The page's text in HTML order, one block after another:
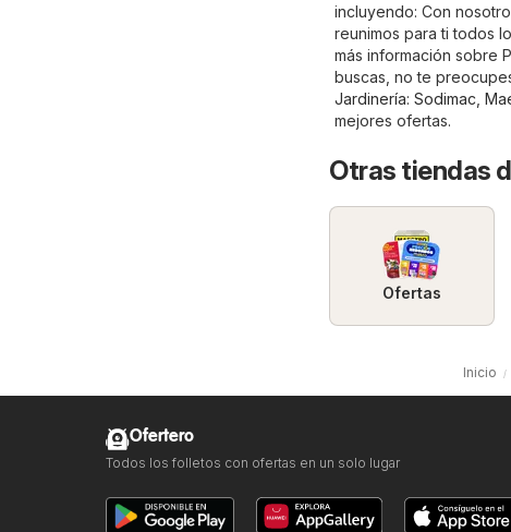
incluyendo: Con
reunimos para ti todos
más información sobre
buscas, no te
Jardinería: Sodimac
mejores ofertas.
Otras tiendas
Ofertas
Inicio
Ofertero
Todos los folletos con ofertas en un solo lugar